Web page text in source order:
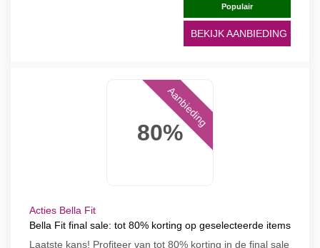
Populair
BEKIJK AANBIEDING
80%
Aanbieding
Acties Bella Fit
Bella Fit final sale: tot 80% korting op geselecteerde items
Laatste kans! Profiteer van tot 80% korting in de final sale